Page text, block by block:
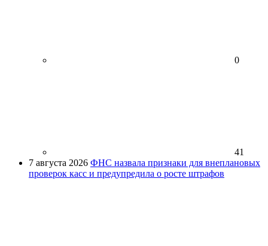
0
41
7 августа 2026 ФНС назвала признаки для внеплановых
проверок касс и предупредила о росте штрафов